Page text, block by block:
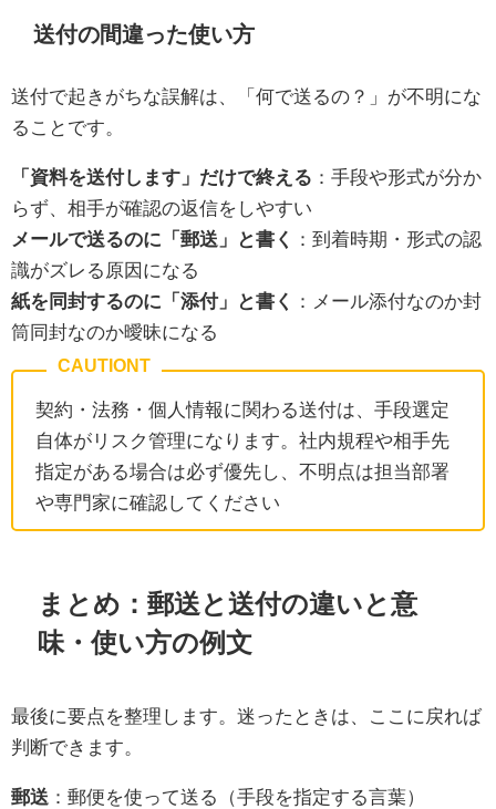
送付の間違った使い方
送付で起きがちな誤解は、「何で送るの？」が不明にな
ることです。
「資料を送付します」だけで終える ：手段や形式が分か
らず、相手が確認の返信をしやすい
メールで送るのに「郵送」と書く
：到着時期・形式の認
識がズレる原因になる
紙を同封するのに「添付」と書く
：メール添付なのか封
筒同封なのか曖昧になる
契約・法務・個人情報に関わる送付は、手段選定
自体がリスク管理になります。社内規程や相手先
指定がある場合は必ず優先し、不明点は担当部署
や専門家に確認してください
まとめ：郵送と送付の違いと意
味・使い方の例文
最後に要点を整理します。迷ったときは、ここに戻れば
判断できます。
郵送 ：郵便を使って送る（手段を指定する言葉）